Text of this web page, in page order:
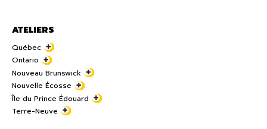
ATELIERS
Québec
Ontario
Nouveau Brunswick
Nouvelle Écosse
Île du Prince Édouard
Terre-Neuve